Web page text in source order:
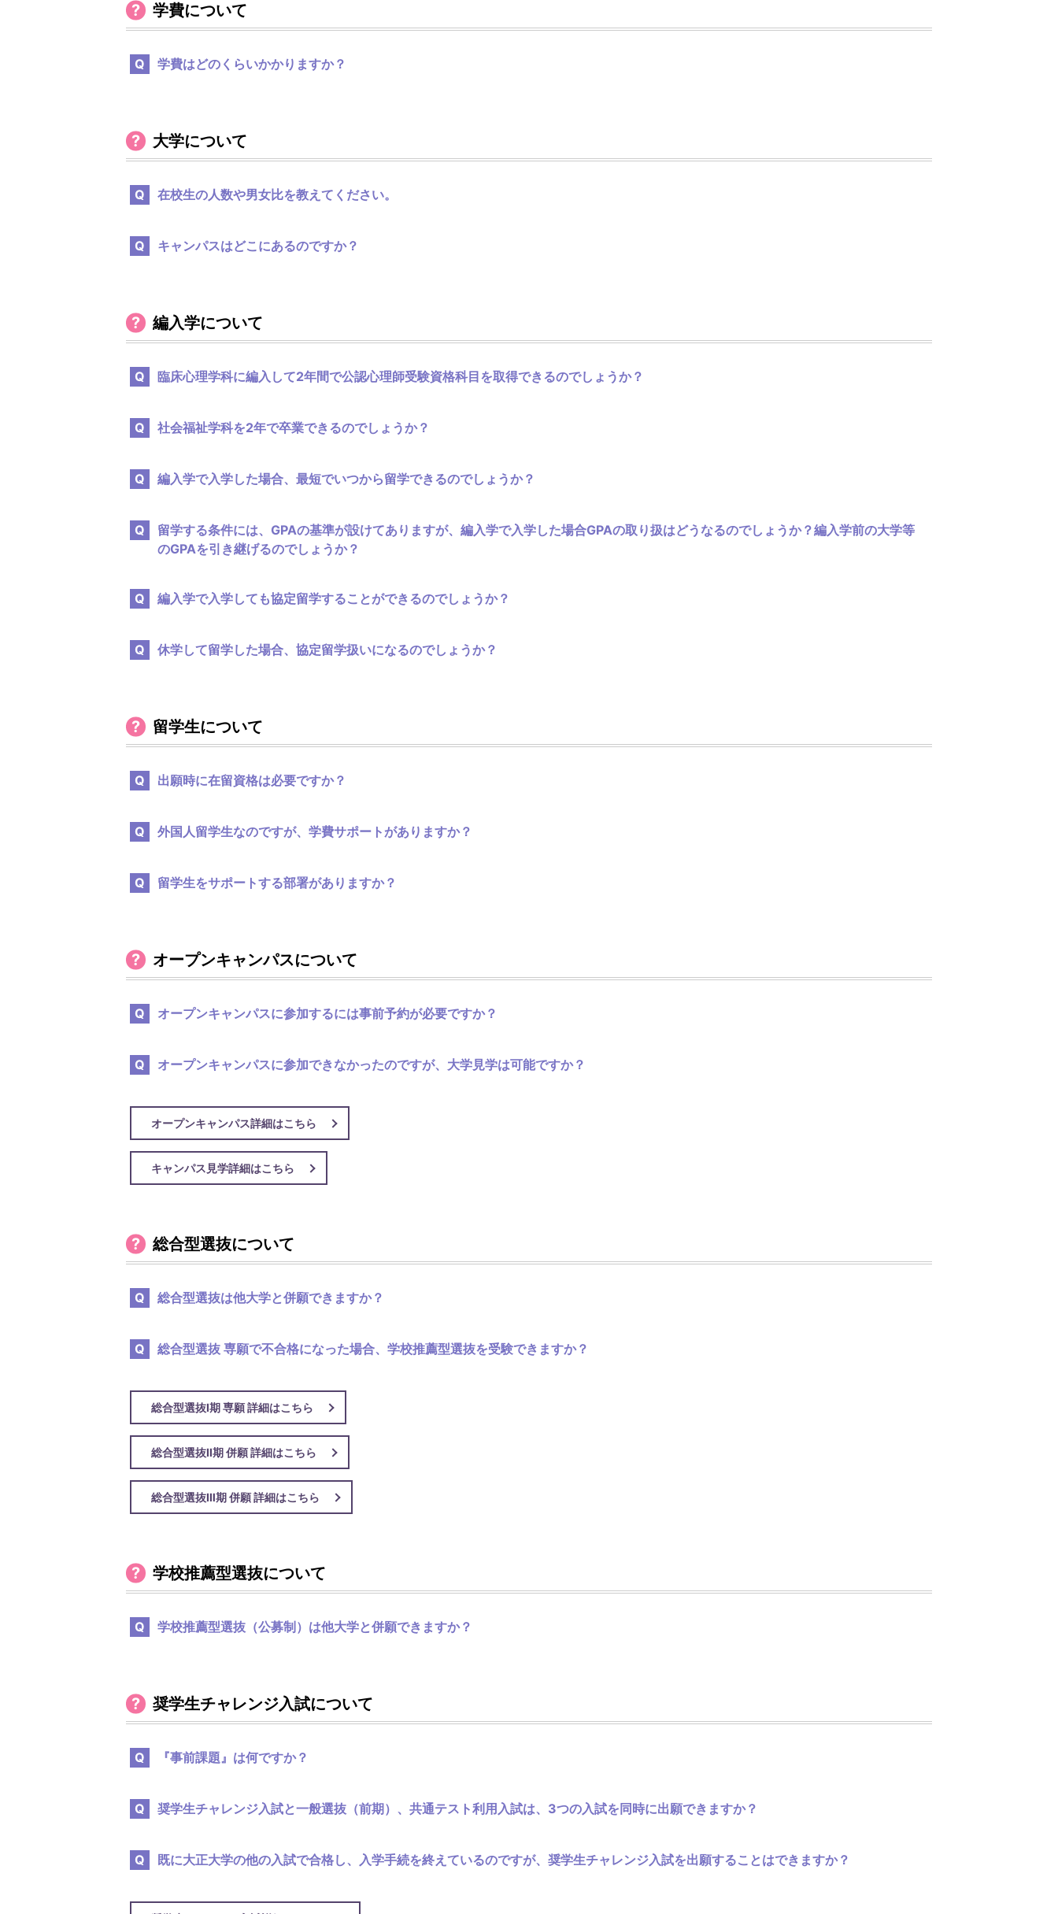
学費について
学費はどのくらいかかりますか？
大学について
在校生の人数や男女比を教えてください。
キャンパスはどこにあるのですか？
編入学について
臨床心理学科に編入して2年間で公認心理師受験資格科目を取得できるのでしょうか？
社会福祉学科を2年で卒業できるのでしょうか？
編入学で入学した場合、最短でいつから留学できるのでしょうか？
留学する条件には、GPAの基準が設けてありますが、編入学で入学した場合GPAの取り扱はどうなるのでしょうか？編入学前の大学等
のGPAを引き継げるのでしょうか？
編入学で入学しても協定留学することができるのでしょうか？
休学して留学した場合、協定留学扱いになるのでしょうか？
留学生について
出願時に在留資格は必要ですか？
外国人留学生なのですが、学費サポートがありますか？
留学生をサポートする部署がありますか？
オープンキャンパスについて
オープンキャンパスに参加するには事前予約が必要ですか？
オープンキャンパスに参加できなかったのですが、大学見学は可能ですか？
オープンキャンパス詳細はこちら
キャンパス見学詳細はこちら
総合型選抜について
総合型選抜は他大学と併願できますか？
総合型選抜 専願で不合格になった場合、学校推薦型選抜を受験できますか？
総合型選抜Ⅰ期 専願 詳細はこちら
総合型選抜Ⅱ期 併願 詳細はこちら
総合型選抜Ⅲ期 併願 詳細はこちら
学校推薦型選抜について
学校推薦型選抜（公募制）は他大学と併願できますか？
奨学生チャレンジ入試について
『事前課題』は何ですか？
奨学生チャレンジ入試と一般選抜（前期）、共通テスト利用入試は、3つの入試を同時に出願できますか？
既に大正大学の他の入試で合格し、入学手続を終えているのですが、奨学生チャレンジ入試を出願することはできますか？